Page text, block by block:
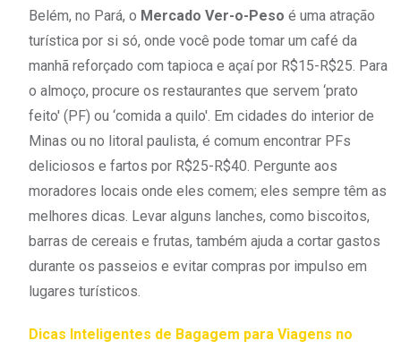
Belém, no Pará, o Mercado Ver-o-Peso é uma atração
turística por si só, onde você pode tomar um café da
manhã reforçado com tapioca e açaí por R$15-R$25. Para
o almoço, procure os restaurantes que servem ‘prato
feito' (PF) ou ‘comida a quilo'. Em cidades do interior de
Minas ou no litoral paulista, é comum encontrar PFs
deliciosos e fartos por R$25-R$40. Pergunte aos
moradores locais onde eles comem; eles sempre têm as
melhores dicas. Levar alguns lanches, como biscoitos,
barras de cereais e frutas, também ajuda a cortar gastos
durante os passeios e evitar compras por impulso em
lugares turísticos.
Dicas Inteligentes de Bagagem para Viagens no